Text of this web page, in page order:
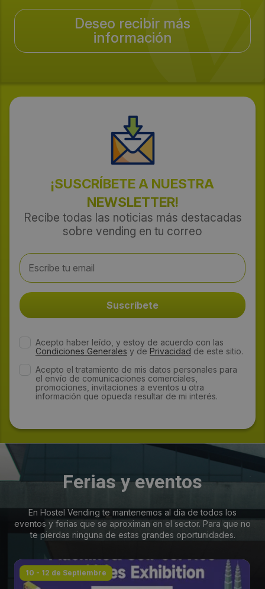
Deseo recibir más
información
¡SUSCRÍBETE A NUESTRA
NEWSLETTER!
Recibe todas las noticias más destacadas
sobre vending en tu correo
Acepto haber leído, y estoy de acuerdo con las
Condiciones Generales y de Privacidad de este sitio.
Acepto el tratamiento de mis datos personales para
el envío de comunicaciones comerciales,
promociones, invitaciones a eventos u otra
información que opueda resultar de mi interés.
Ferias y eventos
En Hostel Vending te mantenemos al día de todos los
eventos y ferias que se aproximan en el sector. Para que no
te pierdas ninguna de estas grandes oportunidades.
10 - 12 de Septiembre